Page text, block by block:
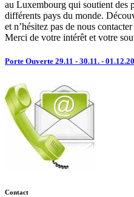
au Luxembourg qui soutient des
différents pays du monde.
et n’hésitez pas de nous
Merci de votre intérêt et votre
Porte Ouverte 29.11 - 30.11. -
Contact